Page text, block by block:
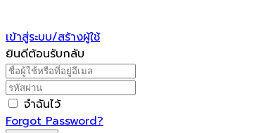
เข้าสู่ระบบ/สร้างผู้ใช้
ยินดีต้อนรับกลับ
จำฉันไว้
Forgot Password?